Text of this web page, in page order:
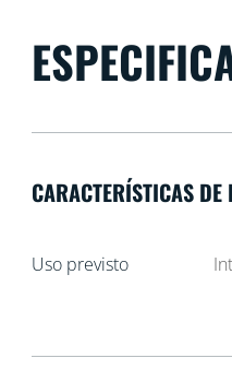
CARACTERÍSTICAS DE
Uso previsto